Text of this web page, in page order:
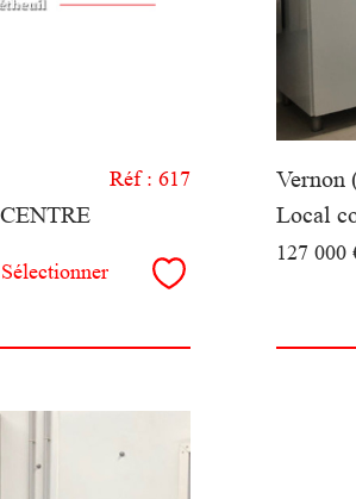
Réf : 617
Sélectionner
Vernon
Local
127 000